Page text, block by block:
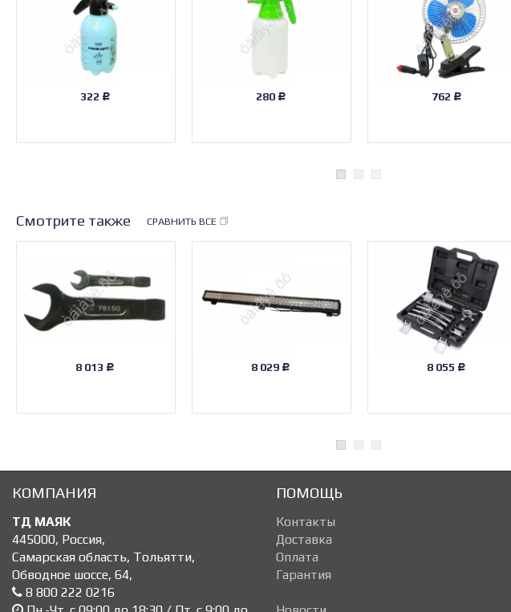
322 Р 280 Р 762 Р
Смотрите также СРАВНИТЬ ВСЕ
8 013 Р 8 029 Р 8 055 Р
КОМПАНИЯ
ТД МАЯК
445000, Россия,
Самарская область, Тольятти,
Обводное шоссе, 64,
8 800 222 0216
ПОМОЩЬ
Контакты
Доставка
Оплата
Гарантия